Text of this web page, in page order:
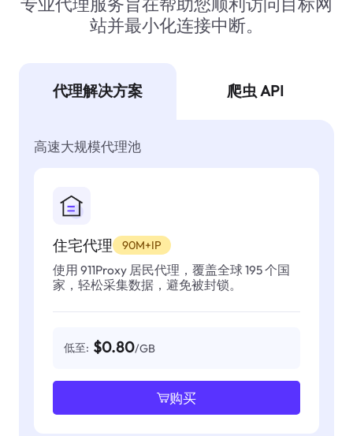
站并最小化连接中断。
代理解决方案 爬虫 API
高速大规模代理池
住宅代理 90M+IP
使用 911Proxy 居民代理，覆盖全球 195 个国
家，轻松采集数据，避免被封锁。
低至: $0.80/GB
购买